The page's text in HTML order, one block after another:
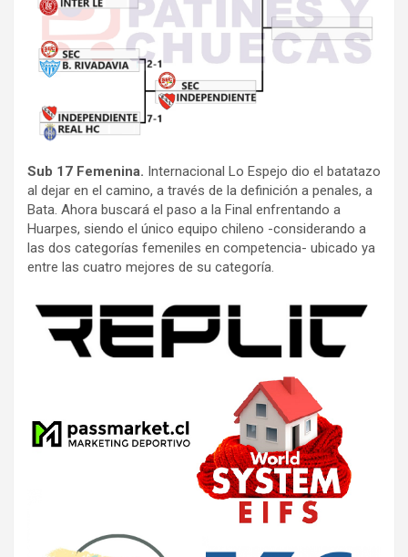
Sub 17 Femenina. Internacional Lo Espejo dio el batatazo
al dejar en el camino, a través de la definición a penales, a
Bata. Ahora buscará el paso a la Final enfrentando a
Huarpes, siendo el único equipo chileno -considerando a
las dos categorías femeniles en competencia- ubicado ya
entre las cuatro mejores de su categoría.